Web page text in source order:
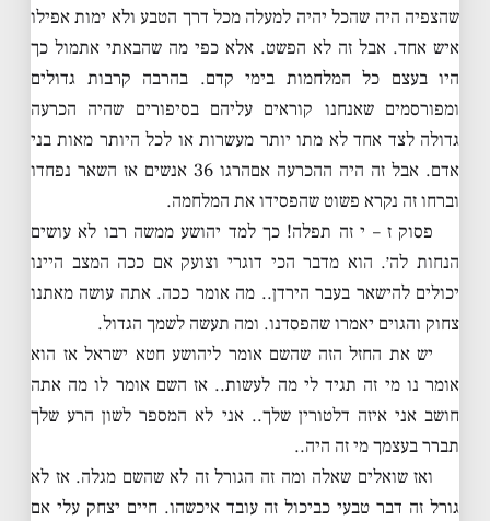
שהצפיה היה שהכל יהיה למעלה מכל דרך הטבע ולא ימות אפילו
איש אחד. אבל זה לא הפשט. אלא כפי מה שהבאתי אתמול כך
היו בעצם כל המלחמות בימי קדם. בהרבה קרבות גדולים
ומפורסמים שאנחנו קוראים עליהם בסיפורים שהיה הכרעה
גדולה לצד אחד לא מתו יותר מעשרות או לכל היותר מאות בני
אדם. אבל זה היה ההכרעה אםהרגו 36 אנשים אז השאר נפחדו
וברחו זה נקרא פשוט שהפסידו את המלחמה.
פסוק ז – י זה תפלה! כך למד יהושע ממשה רבו לא עושים
הנחות לה׳. הוא מדבר הכי דוגרי וצועק אם ככה המצב היינו
יכולים להישאר בעבר הירדן.. מה אומר ככה. אתה עושה מאתנו
צחוק והגוים יאמרו שהפסדנו. ומה תעשה לשמך הגדול.
יש את החזל הזה שהשם אומר ליהושע חטא ישראל אז הוא
אומר נו מי זה תגיד לי מה לעשות.. אז השם אומר לו מה אתה
חושב אני איזה דלטורין שלך.. אני לא המספר לשון הרע שלך
תברר בעצמך מי זה היה..
ואז שואלים שאלה ומה זה הגורל זה לא שהשם מגלה. אז לא
גורל זה דבר טבעי כביכול זה עובד איכשהו. חיים יצחק עלי אם